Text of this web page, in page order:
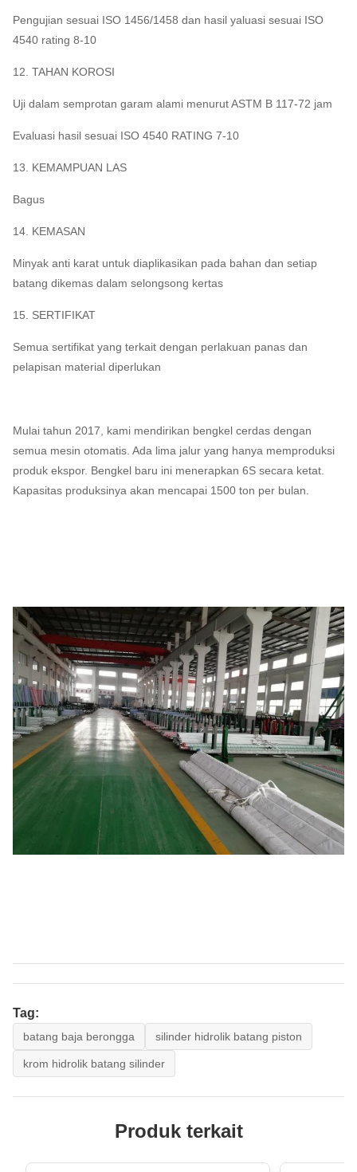
Pengujian sesuai ISO 1456/1458 dan hasil yaluasi sesuai ISO
4540 rating 8-10
12. TAHAN KOROSI
Uji dalam semprotan garam alami menurut ASTM B 117-72 jam
Evaluasi hasil sesuai ISO 4540 RATING 7-10
13. KEMAMPUAN LAS
Bagus
14. KEMASAN
Minyak anti karat untuk diaplikasikan pada bahan dan setiap
batang dikemas dalam selongsong kertas
15. SERTIFIKAT
Semua sertifikat yang terkait dengan perlakuan panas dan
pelapisan material diperlukan
Mulai tahun 2017, kami mendirikan bengkel cerdas dengan
semua mesin otomatis. Ada lima jalur yang hanya memproduksi
produk ekspor. Bengkel baru ini menerapkan 6S secara ketat.
Kapasitas produksinya akan mencapai 1500 ton per bulan.
Tag:
batang baja berongga silinder hidrolik batang piston
krom hidrolik batang silinder
Produk terkait